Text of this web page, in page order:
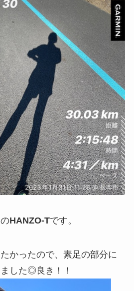
HANZO-Tです。
かったので、素足の部分に
した◎良き！！